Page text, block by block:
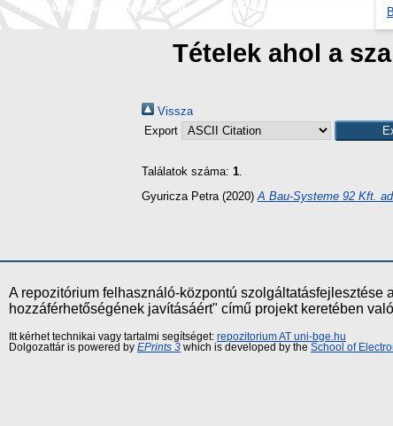
Tallózás képzés szintje szerint
Tallózás kulcsszó szerint
Tételek ahol a
Vissza
Export
Találatok száma: 1.
Gyuricza Petra (2020) A Bau-Systeme 92 Kft.
A repozitórium felhasználó-központú
hozzáférhetőségének javításáért" című projekt keretében
Itt kérhet technikai vagy tartalmi segítséget: repozitorium AT uni-bge.hu
Dolgozattár is powered by EPrints 3 which is developed by the School of